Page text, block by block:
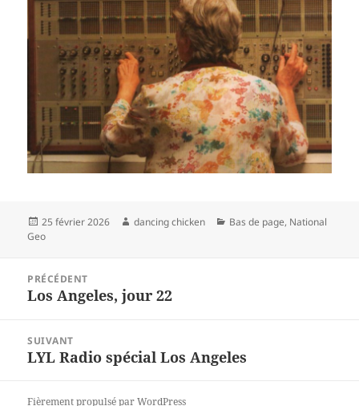
Publié
le
25 février 2026 Auteur
dancing chicken Catégories
Bas de page, National
Geo
l’article
PRÉCÉDENT
Article
Los Angeles, jour 22
SUIVANT
Article
LYL Radio spécial Los Angeles
Fièrement propulsé par WordPress